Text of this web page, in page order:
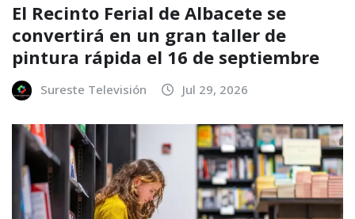
El Recinto Ferial de Albacete se
convertirá en un gran taller de
pintura rápida el 16 de septiembre
Sureste Televisión Jul 29, 2026